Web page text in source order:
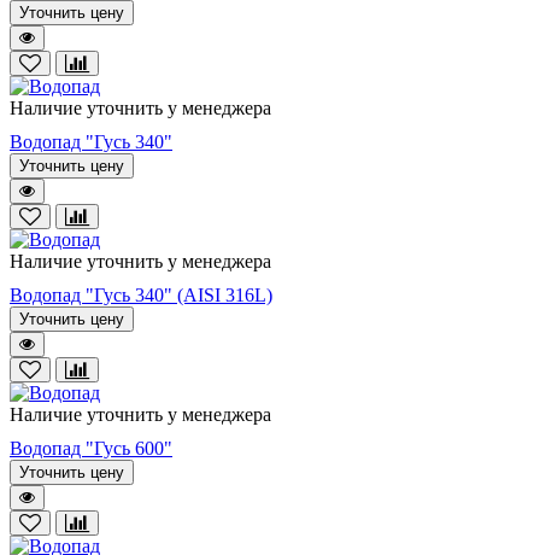
Уточнить цену
Наличие уточнить у менеджера
Водопад "Гусь 340"
Уточнить цену
Наличие уточнить у менеджера
Водопад "Гусь 340" (AISI 316L)
Уточнить цену
Наличие уточнить у менеджера
Водопад "Гусь 600"
Уточнить цену